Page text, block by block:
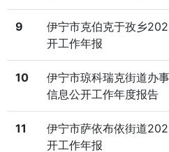
9
伊宁市克伯克于孜乡
开工作年报
10
伊宁市琼科瑞克街道办
信息公开工作年度报告
11
伊宁市萨依布依街道
开工作年报